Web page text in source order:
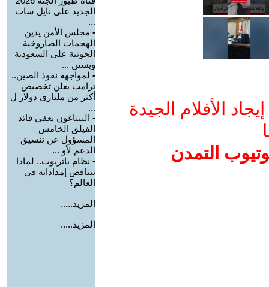
الأفلام الجيدة
التمدن
الجديد على نايل سات
...
- مجلس الأمن يدين
الهجمات الصاروخية
الحوثية على السعودية
ويستن ...
- لمواجهة نفوذ الصين..
ترامب يعلن تخصيص
أكثر من ملياري دولار ل
...
- البنتاغون يعفي قائد
الفيلق الخامس
المسؤول عن تنسيق
الدعم لأو ...
- نظام باتريوت.. لماذا
تتناقص إمداداته في
العالم؟
المزيد.....
المزيد.....